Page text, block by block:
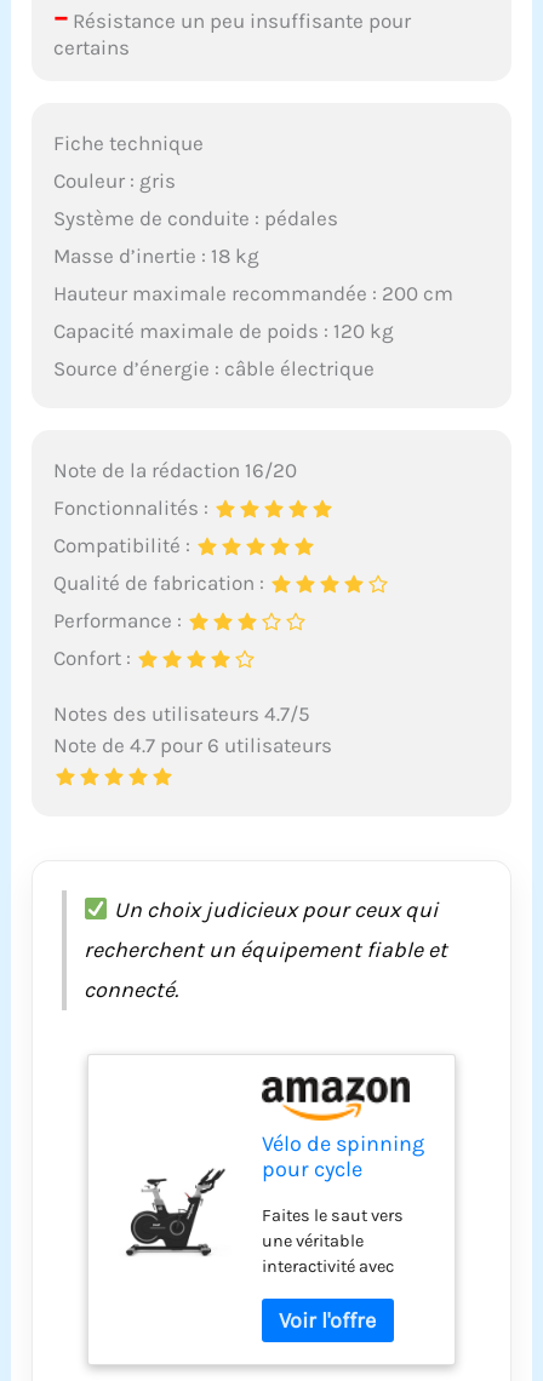
– Résistance un peu insuffisante pour
certains
Fiche technique
Couleur : gris
Système de conduite : pédales
Masse d’inertie : 18 kg
Hauteur maximale recommandée : 200 cm
Capacité maximale de poids : 120 kg
Source d’énergie : câble électrique
Note de la rédaction 16/20
Fonctionnalités :
Compatibilité :
Qualité de fabrication :
Performance :
Confort :
Notes des utilisateurs 4.7/5
Note de 4.7 pour 6 utilisateurs
Un choix judicieux pour ceux qui
recherchent un équipement fiable et
connecté.
Vélo de spinning
pour cycle
Bodytone
AB350SM-G
Smart Bluetooth,
masse d'inertie
de 18 kg
Faites le saut vers
une véritable
interactivité avec
Smart. Un vélo
d'appartement avec
400 W et 32 niveaux